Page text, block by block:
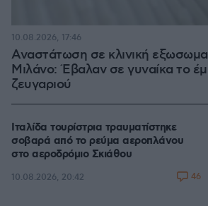
Αναστάτωση σε κλινική
Μιλάνο: Έβαλαν σε γυναίκα το
ζευγαριού
10.08.2026, 17:46
Ιταλίδα τουρίστρια τραυματίστηκε
σοβαρά από το ρεύμα αεροπλάνου
στο αεροδρόμιο Σκιάθου
10.08.2026, 20:42 46